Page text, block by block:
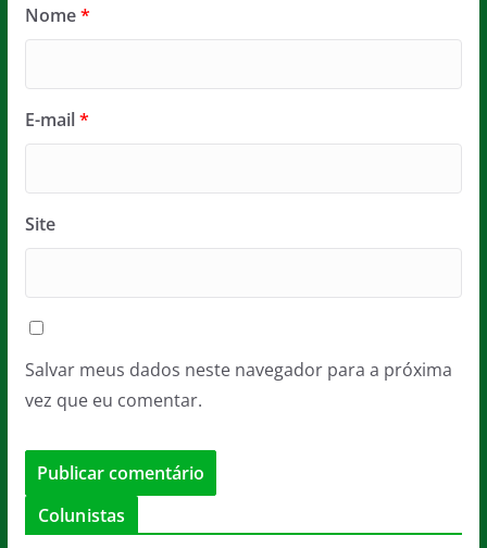
Nome*
E-mail*
Site
Salvar meus dados neste navegador para a próxima
vez que eu comentar.
Colunistas